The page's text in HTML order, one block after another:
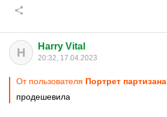
H Harry Vital
20:32, 17.04.2023
От пользователя Портрет партизана
продешевила